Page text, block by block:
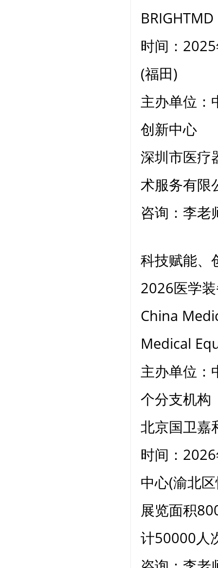
BRIGHTMD
时间：
(福田)
主办单位：
创新中心
深圳市医疗
术服务有限
咨询：李
科技赋能、
2026医学
China
Medical
主办单位：
个分支机构
北京国卫嘉
时间：
中心(渝北
展览面积
计50000人